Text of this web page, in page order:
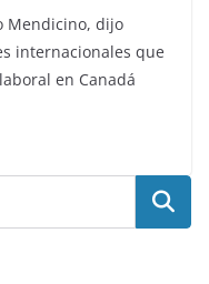
Mendicino, dijo
internacionales que
en Canadá